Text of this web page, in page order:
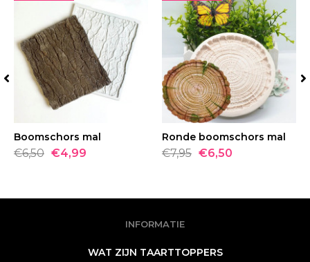
BESTELLEN
Boomschors mal
€6,50 €4,99
BESTELLEN
Ronde boomschors mal
€7,95 €6,50
INFORMATIE
WAT ZIJN TAARTTOPPERS